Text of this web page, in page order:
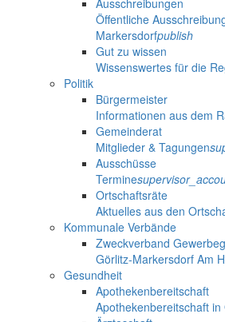
Ausschreibungen
Öffentliche
Markersdorfpublish
Gut zu wissen
Wissenswertes für die
Politik
Bürgermeister
Informationen aus dem
Gemeinderat
Mitglieder & Tagungen
Ausschüsse
Termine
Ortschaftsräte
Aktuelles aus den
Kommunale Verbände
Zweckverband
Görlitz-Markersdorf Am
Gesundheit
Apothekenbereitschaft
Apothekenbereitschaft in